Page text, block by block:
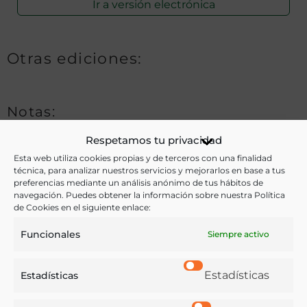
Respetamos tu privacidad
Esta web utiliza cookies propias y de terceros con una finalidad
técnica, para analizar nuestros servicios y mejorarlos en base a tus
preferencias mediante un análisis anónimo de tus hábitos de
navegación. Puedes obtener la información sobre nuestra Política
de Cookies en el siguiente enlace:
Funcionales Siempre activo
Estadísticas Estadísticas
Ir a versión electrónica
Otras ediciones:
Notas:
Ver más libros de estas materias:
Alimentos ,Bebidas,Dietética y nutrición,Enseñanza
Bebida alcohólica Cursos,Frutas
Hortalizas